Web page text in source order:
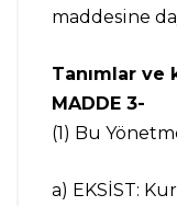
maddesine
Tanımlar ve
MADDE 3-
(1) Bu
a) EKSİST: